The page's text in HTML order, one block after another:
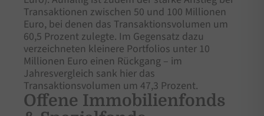
Transaktionen zwischen 50 und 100 Millionen
Euro, bei denen das Transaktionsvolumen um
60,5 Prozent zulegte. Im Gegensatz dazu
verzeichneten kleinere Portfolios unter 10
Millionen Euro einen Rückgang – im
Jahresvergleich sank hier das
Transaktionsvolumen um 47,3 Prozent.
Offene Immobilienfonds